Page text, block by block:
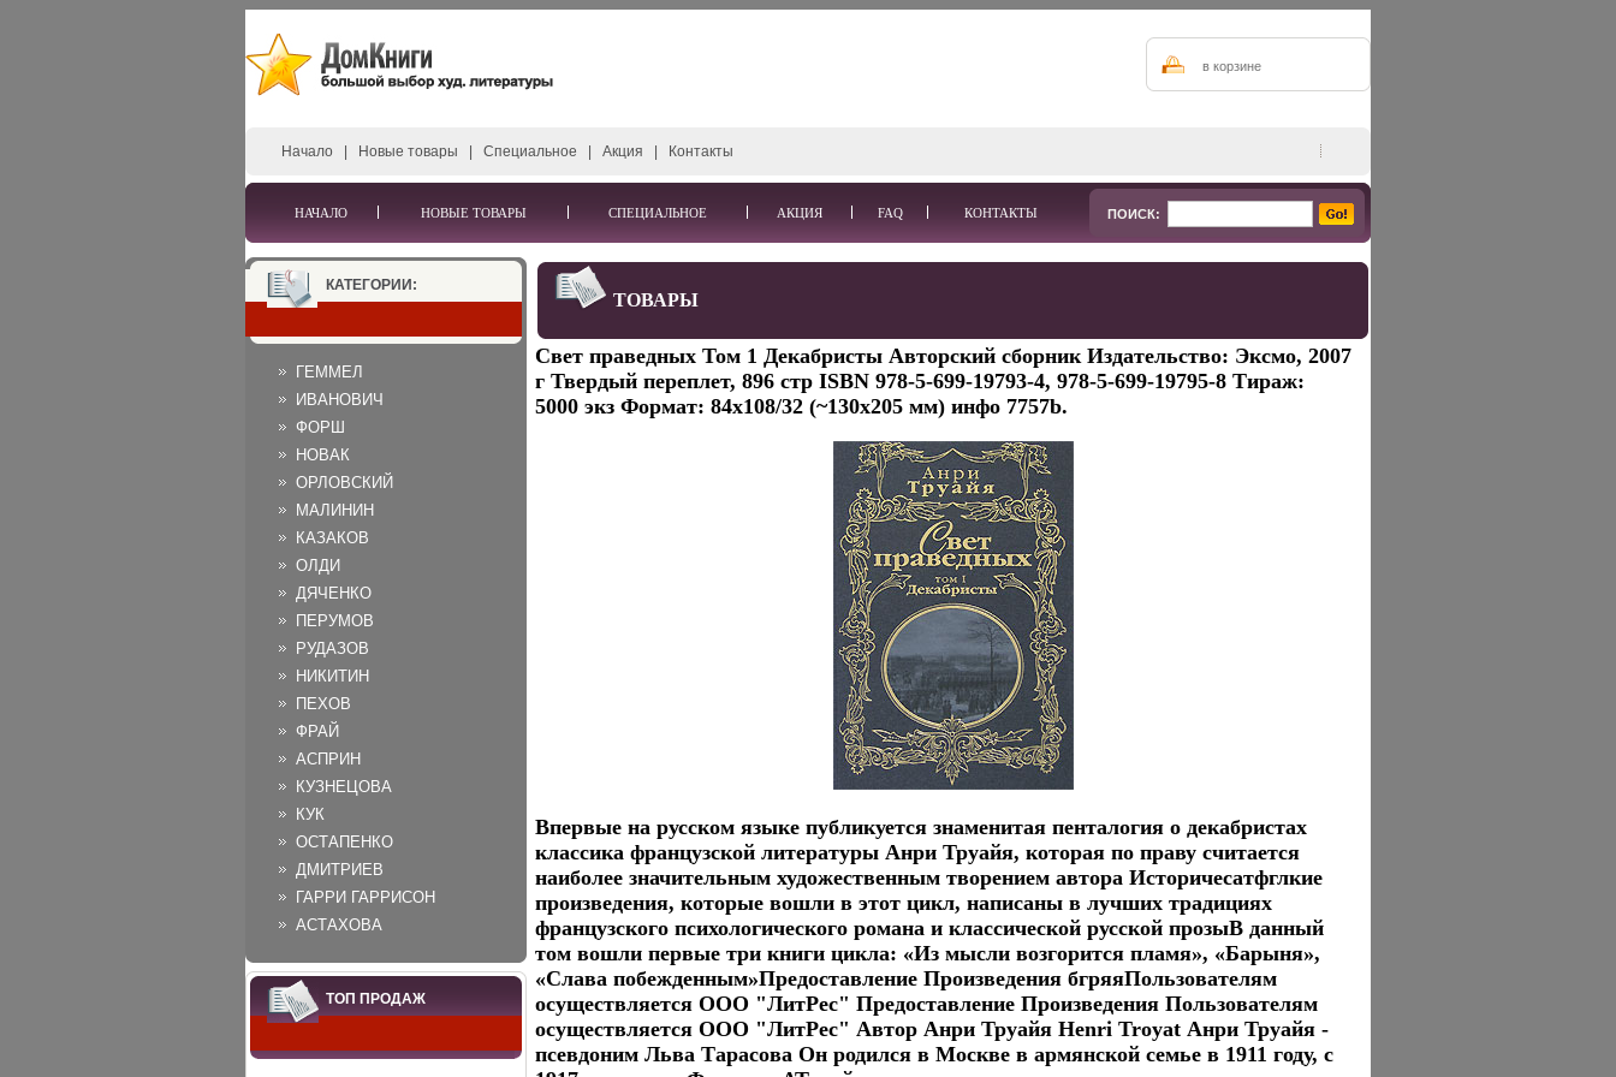
в корзине
Начало Новые товары Специальное Акция Контакты
НАЧАЛО НОВЫЕ ТОВАРЫ СПЕЦИАЛЬНОЕ АКЦИЯ FAQ КОНТАКТЫ ПОИСК:
КАТЕГОРИИ:
ГЕММЕЛ
ИВАНОВИЧ
ФОРШ
НОВАК
ОРЛОВСКИЙ
МАЛИНИН
КАЗАКОВ
ОЛДИ
ДЯЧЕНКО
ПЕРУМОВ
РУДАЗОВ
НИКИТИН
ПЕХОВ
ФРАЙ
АСПРИН
КУЗНЕЦОВА
КУК
ОСТАПЕНКО
ДМИТРИЕВ
ГАРРИ ГАРРИСОН
АСТАХОВА
ТОП ПРОДАЖ
ТОВАРЫ
Свет праведных Том 1 Декабристы Авторский сборник Издательство: Эксмо, 2007
г Твердый переплет, 896 стр ISBN 978-5-699-19793-4, 978-5-699-19795-8 Тираж:
5000 экз Формат: 84x108/32 (~130х205 мм) инфо 7757b.
Впервые на русском языке публикуется знаменитая пенталогия о декабристах
классика французской литературы Анри Труайя, которая по праву считается
наиболее значительным художественным творением автора Историчесатфглкие
произведения, которые вошли в этот цикл, написаны в лучших традициях
французского психологического романа и классической русской прозыВ данный
том вошли первые три книги цикла: «Из мысли возгорится пламя», «Барыня»,
«Слава побежденным»Предоставление Произведения бгряяПользователям
осуществляется ООО "ЛитРес" Предоставление Произведения Пользователям
осуществляется ООО "ЛитРес" Автор Анри Труайя Henri Troyat Анри Труайя -
псевдоним Льва Тарасова Он родился в Москве в армянской семье в 1911 году, с